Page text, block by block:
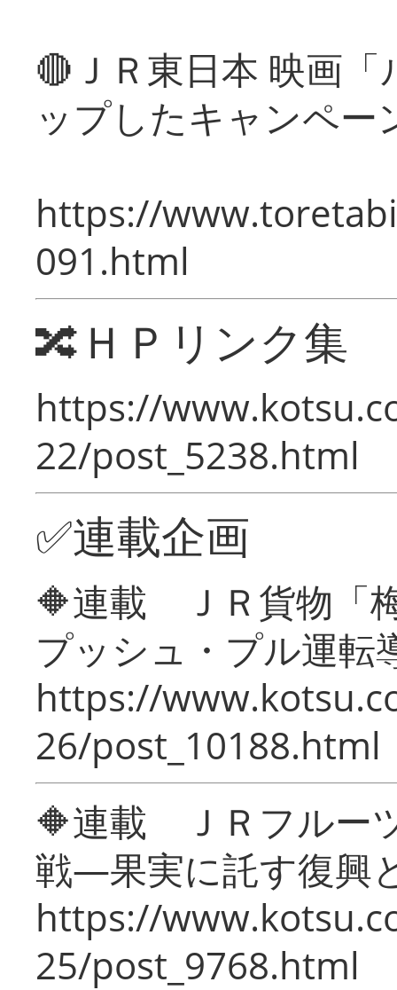
🔴ＪＲ東日本 映画
ップしたキャンペー
https://
091.html
🔀ＨＰリンク集
https://
22/post_5238.html
✅連載企画
🔶連載 ＪＲ貨物「
プッシュ・プル運転
https://
26/post_10188.html
🔶連載 ＪＲフルー
戦―果実に託す復興
https://
25/post_9768.html